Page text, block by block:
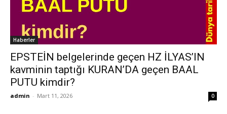
Haberler
EPSTEİN belgelerinde geçen HZ İLYAS’IN
kavminin taptığı KURAN’DA geçen BAAL
PUTU kimdir?
admin - Mart 11, 2026 0